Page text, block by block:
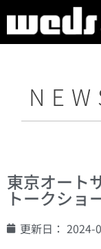
東京オート
トークショ
更新日： 2024-